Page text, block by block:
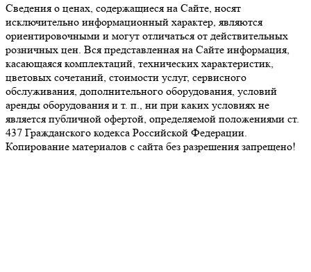
Сведения о ценах, содержащиеся на Сайте, носят
исключительно информационный характер, являются
ориентировочными и могут отличаться от действительных
розничных цен. Вся представленная на Сайте информация,
касающаяся комплектаций, технических характеристик,
цветовых сочетаний, стоимости услуг, сервисного
обслуживания, дополнительного оборудования, условий
аренды оборудования и т. п., ни при каких условиях не
является публичной офертой, определяемой положениями ст.
437 Гражданского кодекса Российской Федерации.
Копирование материалов с сайта без разрешения запрещено!